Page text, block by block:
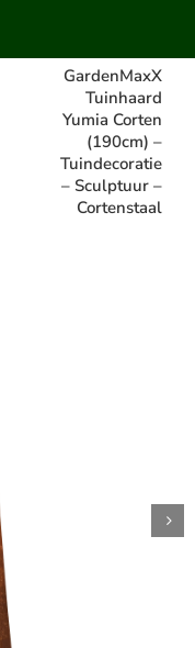
GardenMaxX
Tuinhaard
Yumia Corten
(190cm) –
Tuindecoratie
– Sculptuur –
Cortenstaal